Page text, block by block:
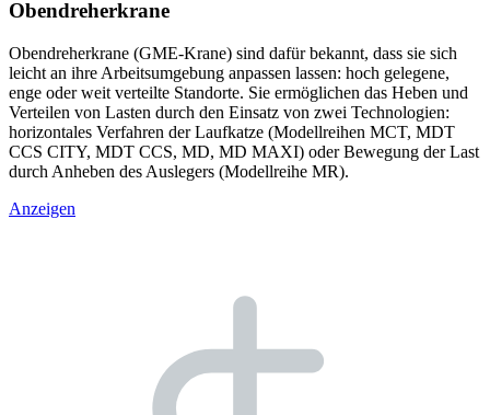
Obendreherkrane
Obendreherkrane (GME-Krane) sind dafür bekannt, dass sie sich
leicht an ihre Arbeitsumgebung anpassen lassen: hoch gelegene,
enge oder weit verteilte Standorte. Sie ermöglichen das Heben und
Verteilen von Lasten durch den Einsatz von zwei Technologien:
horizontales Verfahren der Laufkatze (Modellreihen MCT, MDT
CCS CITY, MDT CCS, MD, MD MAXI) oder Bewegung der Last
durch Anheben des Auslegers (Modellreihe MR).
Anzeigen